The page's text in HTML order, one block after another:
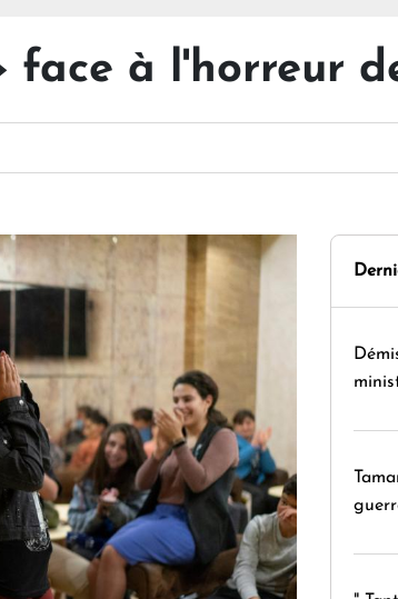
face à l'horreur